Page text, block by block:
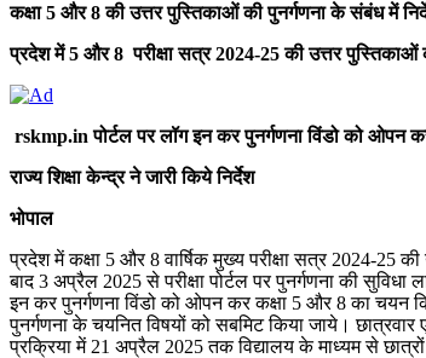
कक्षा 5 और 8 की उत्तर पुस्तिकाओं की पुनर्गणना के संबंध में
प्रदेश में 5 और 8 परीक्षा सत्र 2024-25 की उत्तर पुस्तिकाओं
rskmp.in पोर्टल पर लॉग इन कर पुनर्गणना विंडो को ओपन
राज्य शिक्षा केन्द्र ने जारी किये निर्देश
भोपाल
प्रदेश में कक्षा 5 और 8 वार्षिक मुख्य परीक्षा सत्र 2024-25
बाद 3 अप्रैल 2025 से परीक्षा पोर्टल पर पुनर्गणना की
इन कर पुनर्गणना विंडो को ओपन कर कक्षा 5 और 8 का चयन
पुनर्गणना के चयनित विषयों को सबमिट किया जाये।
प्रक्रिया में 21 अप्रैल 2025 तक विद्यालय के माध्यम से